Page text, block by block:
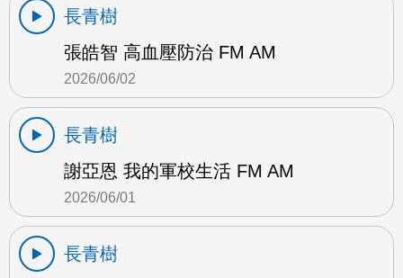
長青樹
張皓智 高血壓防治 FM AM
2026/06/02
長青樹
謝亞恩 我的軍校生活 FM AM
2026/06/01
長青樹